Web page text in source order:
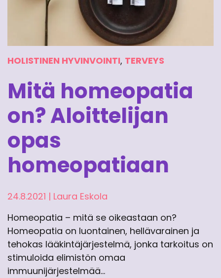
HOLISTINEN HYVINVOINTI, TERVEYS
Mitä homeopatia
on? Aloittelijan
opas
homeopatiaan
24.8.2021 | Laura Eskola
Homeopatia – mitä se oikeastaan on?
Homeopatia on luontainen, hellävarainen ja
tehokas lääkintäjärjestelmä, jonka tarkoitus on
stimuloida elimistön omaa
immuunijärjestelmää…